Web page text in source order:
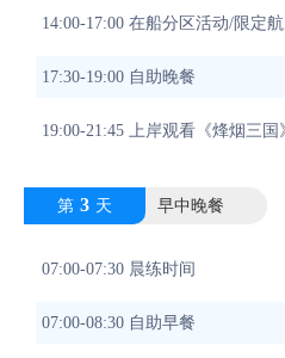
14:00-17:00 在船分区活动/限定
17:30-19:00 自助晚餐
19:00-21:45 上岸观看《烽烟三国
第 3 天 早中晚餐
07:00-07:30 晨练时间
07:00-08:30 自助早餐